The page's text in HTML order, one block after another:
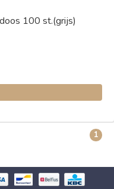
100 st.(grijs)
1